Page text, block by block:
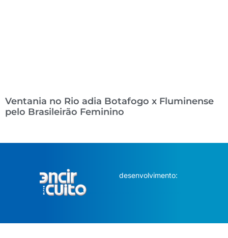
Ventania no Rio adia Botafogo x Fluminense
pelo Brasileirão Feminino
desenvolvimento: